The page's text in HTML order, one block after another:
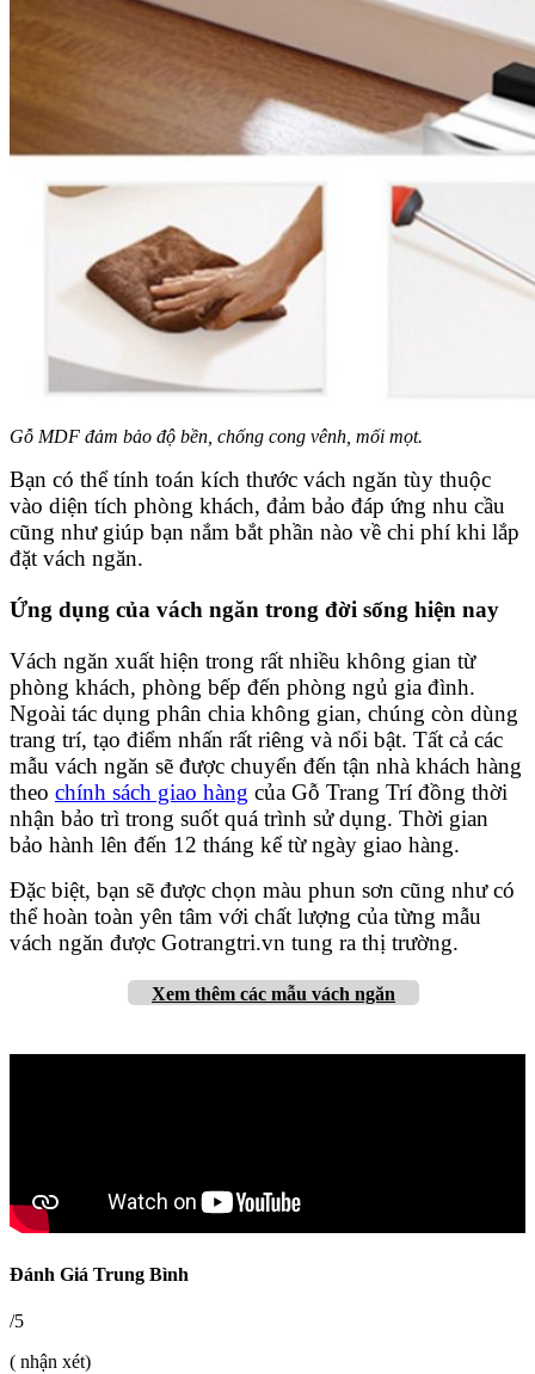
Gỗ MDF đảm bảo độ bền, chống cong vênh, mối mọt.
Bạn có thể tính toán kích thước vách ngăn tùy thuộc
vào diện tích phòng khách, đảm bảo đáp ứng nhu cầu
cũng như giúp bạn nắm bắt phần nào về chi phí khi lắp
đặt vách ngăn.
Ứng dụng của vách ngăn trong đời sống hiện nay
Vách ngăn xuất hiện trong rất nhiều không gian từ
phòng khách, phòng bếp đến phòng ngủ gia đình.
Ngoài tác dụng phân chia không gian, chúng còn dùng
trang trí, tạo điểm nhấn rất riêng và nổi bật. Tất cả các
mẫu vách ngăn sẽ được chuyển đến tận nhà khách hàng
theo chính sách giao hàng của Gỗ Trang Trí đồng thời
nhận bảo trì trong suốt quá trình sử dụng. Thời gian
bảo hành lên đến 12 tháng kể từ ngày giao hàng.
Đặc biệt, bạn sẽ được chọn màu phun sơn cũng như có
thể hoàn toàn yên tâm với chất lượng của từng mẫu
vách ngăn được Gotrangtri.vn tung ra thị trường.
Xem thêm các mẫu vách ngăn
Đánh Giá Trung Bình
/5
( nhận xét)